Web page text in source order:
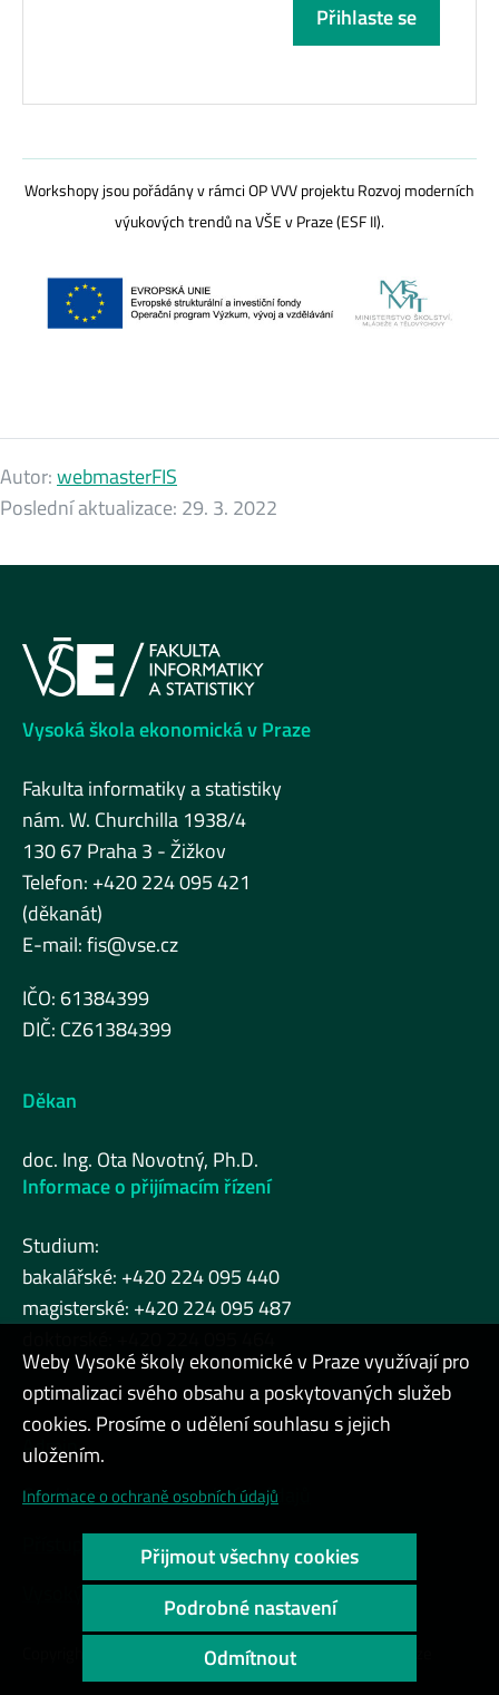
Přihlaste se
Workshopy jsou pořádány v rámci OP VVV projektu Rozvoj moderních
výukových trendů na VŠE v Praze (ESF II).
Autor:webmasterFIS
Poslední aktualizace: 29. 3. 2022
Vysoká škola ekonomická v Praze
Fakulta informatiky a statistiky
nám. W. Churchilla 1938/4
130 67 Praha 3 - Žižkov
Telefon: +420 224 095 421
(děkanát)
E-mail:fis@vse.cz
IČO: 61384399
DIČ: CZ61384399
Děkan
doc. Ing. Ota Novotný, Ph.D.
Informace o přijímacím řízení
Studium:
bakalářské: +420 224 095 440
magisterské: +420 224 095 487
Admin
Cookies a ochrana osobních údajů
Přístupnost webu
Vysoký kontrast
Copyright © 2000 - 2026 Vysoká škola ekonomická v Praze
Weby Vysoké školy ekonomické v Praze využívají pro
optimalizaci svého obsahu a poskytovaných služeb
cookies. Prosíme o udělení souhlasu s jejich
uložením.
Informace o ochraně osobních údajů
Přijmout všechny cookies
Podrobné nastavení
Odmítnout